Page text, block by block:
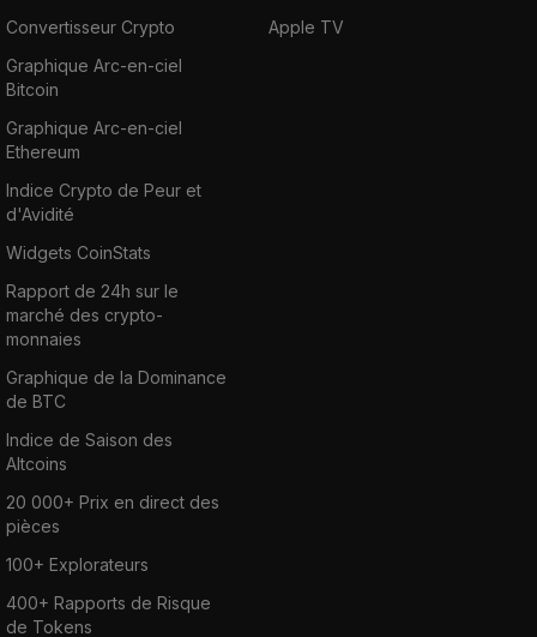
Convertisseur Crypto
Graphique Arc-en-ciel
Bitcoin
Graphique Arc-en-ciel
Ethereum
Indice Crypto de Peur et
d'Avidité
Widgets CoinStats
Rapport de 24h sur le
marché des crypto-
monnaies
Graphique de la Dominance
de BTC
Indice de Saison des
Altcoins
20 000+ Prix en direct des
pièces
100+ Explorateurs
400+ Rapports de Risque
de Tokens
Apple TV